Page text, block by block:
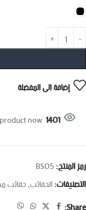
إضافة الى المفضلة
1401
now!
رمز المنتج:BS05
التصنيفات:الحقائب,حقائب
Share: